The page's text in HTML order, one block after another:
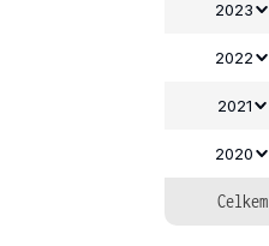
2023
2022
2021
2020
Celkem